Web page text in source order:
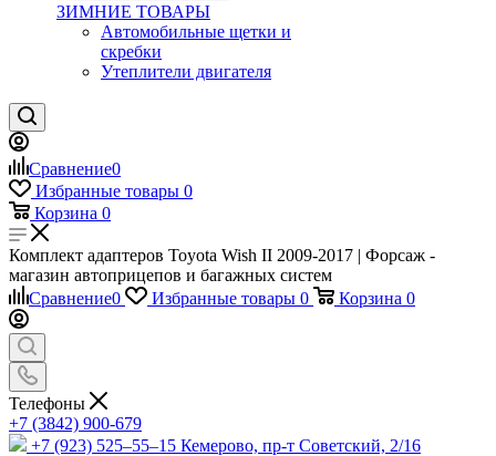
ЗИМНИЕ ТОВАРЫ
Автомобильные щетки и
скребки
Утеплители двигателя
Сравнение0
Избранные товары 0
Корзина 0
Комплект адаптеров Toyota Wish II 2009-2017 | Форсаж -
магазин автоприцепов и багажных систем
Сравнение0 Избранные товары 0 Корзина 0
Телефоны
+7 (3842) 900-679
+7 (923) 525–55–15 Кемерово, пр-т Советский, 2/16